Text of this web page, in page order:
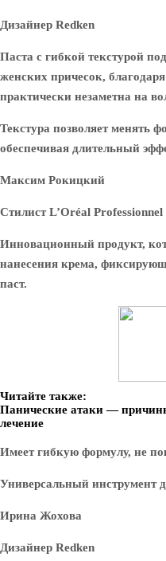
Дизайнер Redken
Паста с гибкой текстурой
женских причесок,
практически незаметна на
Текстура позволяет менять
обеспечивая длительный
Максим Рокицкий
Стилист L’Oréal Professionnel
Инновационный продукт,
нанесения крема,
паст.
Читайте также:
Панические атаки —
лечение
Имеет гибкую формулу, не
Универсальный инструмент
Ирина Жохова
Дизайнер Redken